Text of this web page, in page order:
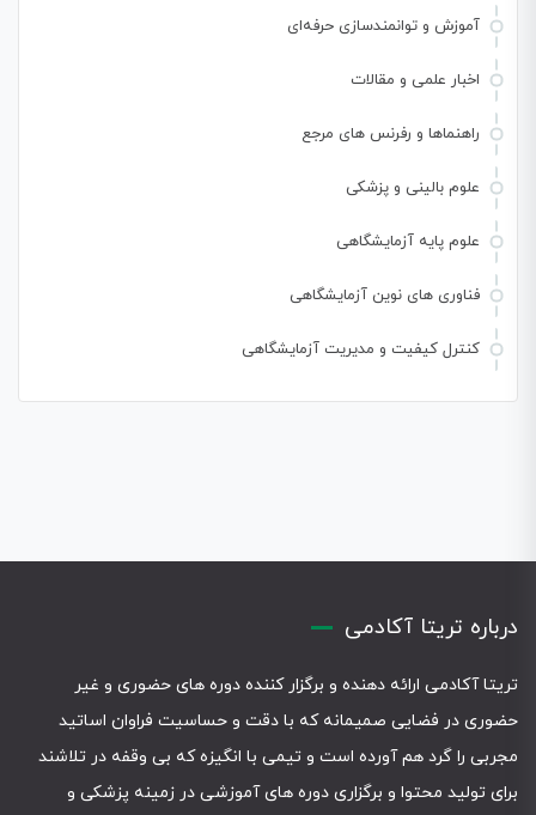
آموزش و توانمندسازی حرفه‌ای
اخبار علمی و مقالات
راهنماها و رفرنس های مرجع
علوم بالینی و پزشکی
علوم پایه آزمایشگاهی
فناوری های نوین آزمایشگاهی
کنترل کیفیت و مدیریت آزمایشگاهی
درباره تریتا آکادمی
تریتا آکادمی ارائه دهنده و برگزار کننده دوره های حضوری و غیر
حضوری در فضایی صمیمانه که با دقت و حساسیت فراوان اساتید
مجربی را گرد هم آورده است و تیمی با انگیزه که بی وقفه در تلاشند
برای تولید محتوا و برگزاری دوره های آموزشی در زمینه پزشکی و